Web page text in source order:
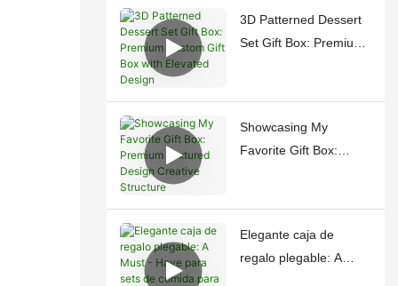
3D Patterned Dessert
Set Gift Box: Premium
Showcasing My
Favorite Gift Box:
Elegante caja de
regalo plegable: A